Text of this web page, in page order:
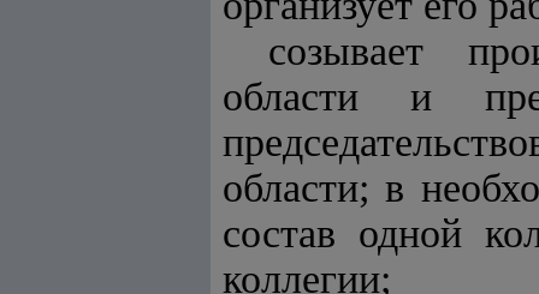
созывает
области и
области; в
состав одной
коллегии;